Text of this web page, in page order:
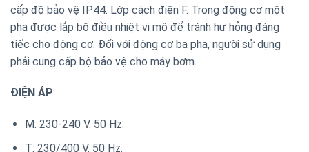
cấp độ bảo vệ IP44. Lớp cách điện F. Trong động cơ một
pha được lắp bộ điều nhiệt vi mô để tránh hư hỏng đáng
tiếc cho động cơ. Đối với động cơ ba pha, người sử dụng
phải cung cấp bộ bảo vệ cho máy bơm.
ĐIỆN ÁP:
M: 230-240 V. 50 Hz.
T: 230/400 V. 50 Hz.